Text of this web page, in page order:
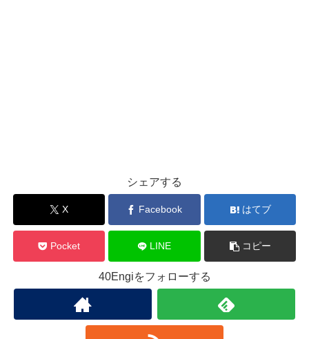
シェアする
X Facebook はてブ
Pocket LINE コピー
40Engiをフォローする